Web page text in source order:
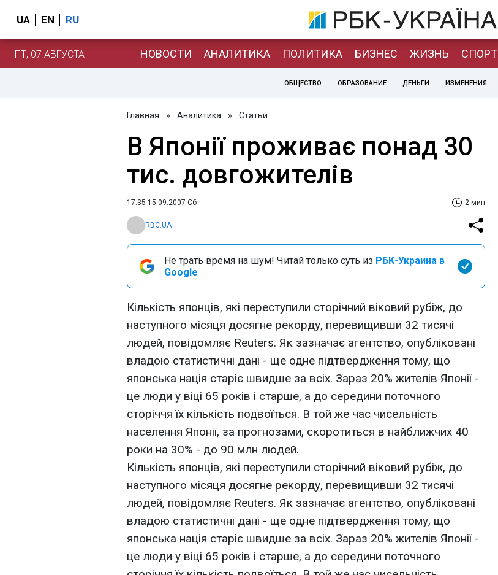
UA EN RU
ПТ, 07 АВГУСТА НОВОСТИ АНАЛИТИКА ПОЛИТИКА БИЗНЕС ЖИЗНЬ СПОРТ
ОБЩЕСТВО ОБРАЗОВАНИЕ ДЕНЬГИ ИЗМЕНЕНИЯ
Главная » Аналитика » Статьи
В Японії проживає понад 30
тис. довгожителів
17:35 15.09.2007 Сб 2 мин
RBC.UA
Не трать время на шум! Читай только суть из РБК-Украина в
Google
Кількість японців, які переступили сторічний віковий рубіж, до
наступного місяця досягне рекорду, перевищивши 32 тисячі
людей, повідомляє Reuters. Як зазначає агентство, опубліковані
владою статистичні дані - ще одне підтвердження тому, що
японська нація старіє швидше за всіх. Зараз 20% жителів Японії -
це люди у віці 65 років і старше, а до середини поточного
сторіччя їх кількість подвоїться. В той же час чисельність
населення Японії, за прогнозами, скоротиться в найближчих 40
роки на 30% - до 90 млн людей.
Кількість японців, які переступили сторічний віковий рубіж, до
наступного місяця досягне рекорду, перевищивши 32 тисячі
людей, повідомляє Reuters. Як зазначає агентство, опубліковані
владою статистичні дані - ще одне підтвердження тому, що
японська нація старіє швидше за всіх. Зараз 20% жителів Японії -
це люди у віці 65 років і старше, а до середини поточного